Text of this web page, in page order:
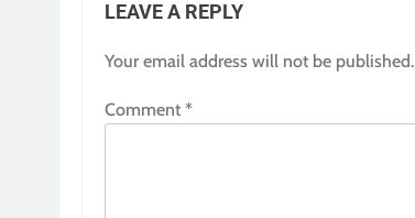
LEAVE A REPLY
Your email address will not be published.
Comment *